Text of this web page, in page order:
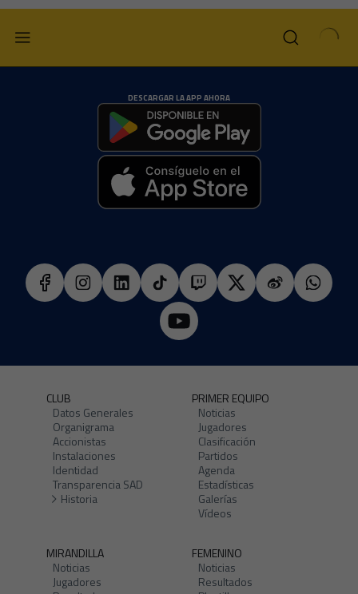
DESCARGAR LA APP AHORA
CLUB
Datos Generales
Organigrama
Accionistas
Instalaciones
Identidad
Transparencia SAD
Historia
PRIMER EQUIPO
Noticias
Jugadores
Clasificación
Partidos
Agenda
Estadísticas
Galerías
Vídeos
MIRANDILLA
Noticias
Jugadores
FEMENINO
Noticias
Resultados